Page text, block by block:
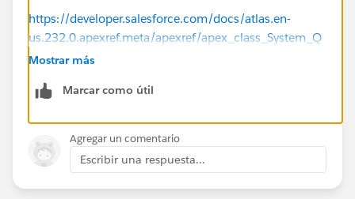
https://developer.salesforce.com/docs/atlas.en-
us.232.0.apexref.meta/apexref/apex_class_System_Q
ueueable.htm
If you get any error , what is the error you are
Thanks
Nav
Mostrar más
Marcar como útil
Agregar un comentario
Escribir una respuesta...